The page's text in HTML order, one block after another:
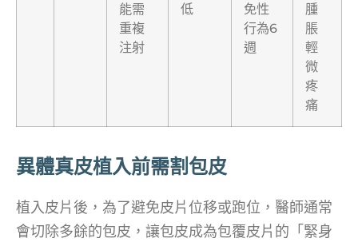
能需
重複
注射
低
免性
行為6
週
腫
脹
輕
微
疼
痛
異體真皮植入前需割包皮
植入皮片後，為了避免皮片位移或跑位，醫師通常
會切除多餘的包皮，讓包皮成為包覆皮片的「緊身